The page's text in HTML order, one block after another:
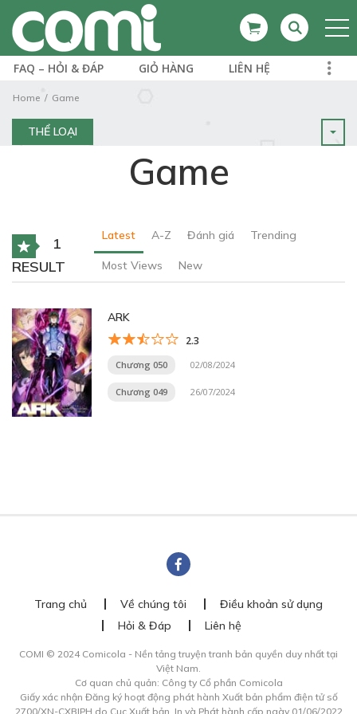
FAQ – HỎI & ĐÁP GIỎ HÀNG LIÊN HỆ
Home Game
THỂ LOẠI
Game
1
RESULT
Latest A-Z Đánh giá Trending
Most Views New
ARK
2.3
Chương 050 02/08/2024
Chương 049 26/07/2024
Trang chủ Về chúng tôi
Điều khoản sử dụng
Hỏi & Đáp
Liên hệ
COMI © 2024 Comicola - Nền tảng truyện tranh bản quyền duy nhất tại
Việt Nam.
Cơ quan chủ quản: Công ty Cổ phần Comicola
Giấy xác nhận Đăng ký hoạt động phát hành Xuất bản phẩm điện tử số
2700/XN-CXBIPH do Cục Xuất bản, In và Phát hành cấp ngày 01/06/2022